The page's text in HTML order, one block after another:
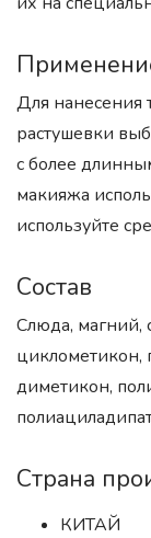
Для нанесения
растушевки
с более
макияжа
используйте
Состав
Слюда, магний,
циклометикон,
диметикон,
Страна
КИТАЙ